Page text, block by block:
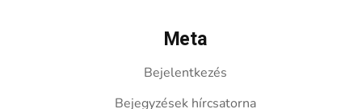
Meta
Bejelentkezés
Bejegyzések hírcsatorna